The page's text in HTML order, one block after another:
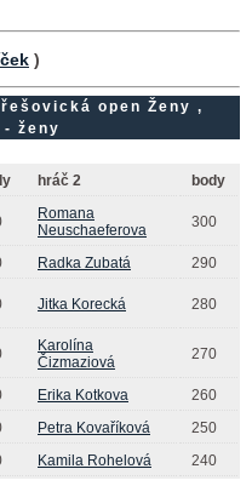
)
open Ženy ,
- ženy
hráč 2 body
Romana
Neuschaeferova
300
Radka Zubatá 290
Jitka Korecká 280
Karolína
Čizmaziová
270
Erika Kotkova
260
Petra Kovaříková
250
Kamila Rohelová 240